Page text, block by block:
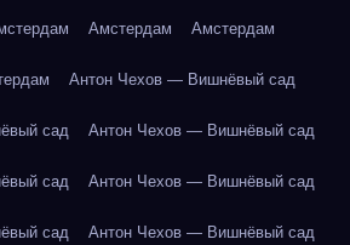
Амстердам Амстердам
Антон Чехов — Вишнёвый сад
сад Антон Чехов — Вишнёвый сад
сад Антон Чехов — Вишнёвый сад
сад Антон Чехов — Вишнёвый сад